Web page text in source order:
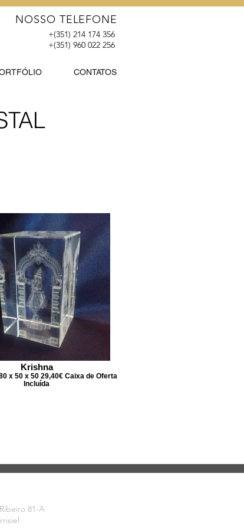
NOSSO TELEFONE
+(351) 214 174 356
+(351) 960 022 256
CONTATOS
Krishna
x 50 x 50 29,40€ Caixa de Oferta
Incluída
81-A